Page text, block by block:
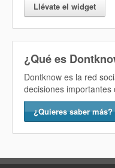
Llévate el widget
¿Qué es
Dontknow es la red
decisiones importantes
¿Quieres saber más?